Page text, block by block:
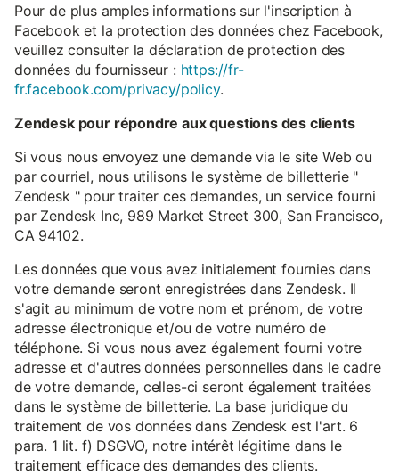
Pour de plus amples informations sur l'inscription à
Facebook et la protection des données chez Facebook,
veuillez consulter la déclaration de protection des
données du fournisseur : https://fr-
fr.facebook.com/privacy/policy.
Zendesk pour répondre aux questions des clients
Si vous nous envoyez une demande via le site Web ou
par courriel, nous utilisons le système de billetterie "
Zendesk " pour traiter ces demandes, un service fourni
par Zendesk Inc, 989 Market Street 300, San Francisco,
CA 94102.
Les données que vous avez initialement fournies dans
votre demande seront enregistrées dans Zendesk. Il
s'agit au minimum de votre nom et prénom, de votre
adresse électronique et/ou de votre numéro de
téléphone. Si vous nous avez également fourni votre
adresse et d'autres données personnelles dans le cadre
de votre demande, celles-ci seront également traitées
dans le système de billetterie. La base juridique du
traitement de vos données dans Zendesk est l'art. 6
para. 1 lit. f) DSGVO, notre intérêt légitime dans le
traitement efficace des demandes des clients.